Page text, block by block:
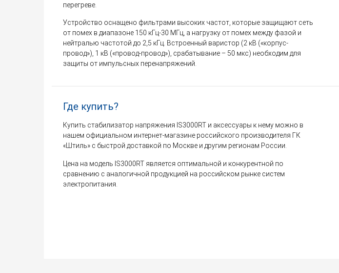
перегреве.
Устройство оснащено фильтрами высоких частот, которые защищают сеть
от помех в диапазоне 150 кГц-30 МГц, а нагрузку от помех между фазой и
нейтралью частотой до 2,5 кГц. Встроенный варистор (2 кВ («корпус-
провод»), 1 кВ («провод-провод»), срабатывание – 50 мкс) необходим для
защиты от импульсных перенапряжений.
Где купить?
Купить стабилизатор напряжения IS3000RT и аксессуары к нему можно в
нашем официальном интернет-магазине российского производителя ГК
«Штиль» с быстрой доставкой по Москве и другим регионам России.
Цена на модель IS3000RT является оптимальной и конкурентной по
сравнению с аналогичной продукцией на российском рынке систем
электропитания.